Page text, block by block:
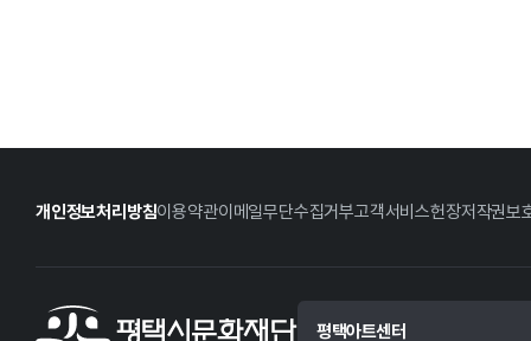
개인정보처리방침이용약관이메일무단수집거부고객서비스헌장저작권보
평택아트센터